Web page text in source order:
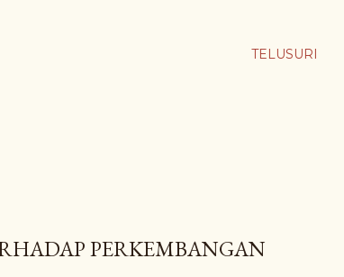
TELUSURI
PERKEMBANGAN